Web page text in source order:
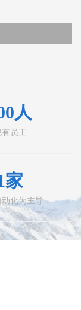
一批专业从事自
力成为非标智能
人
有员工
家
化为主导